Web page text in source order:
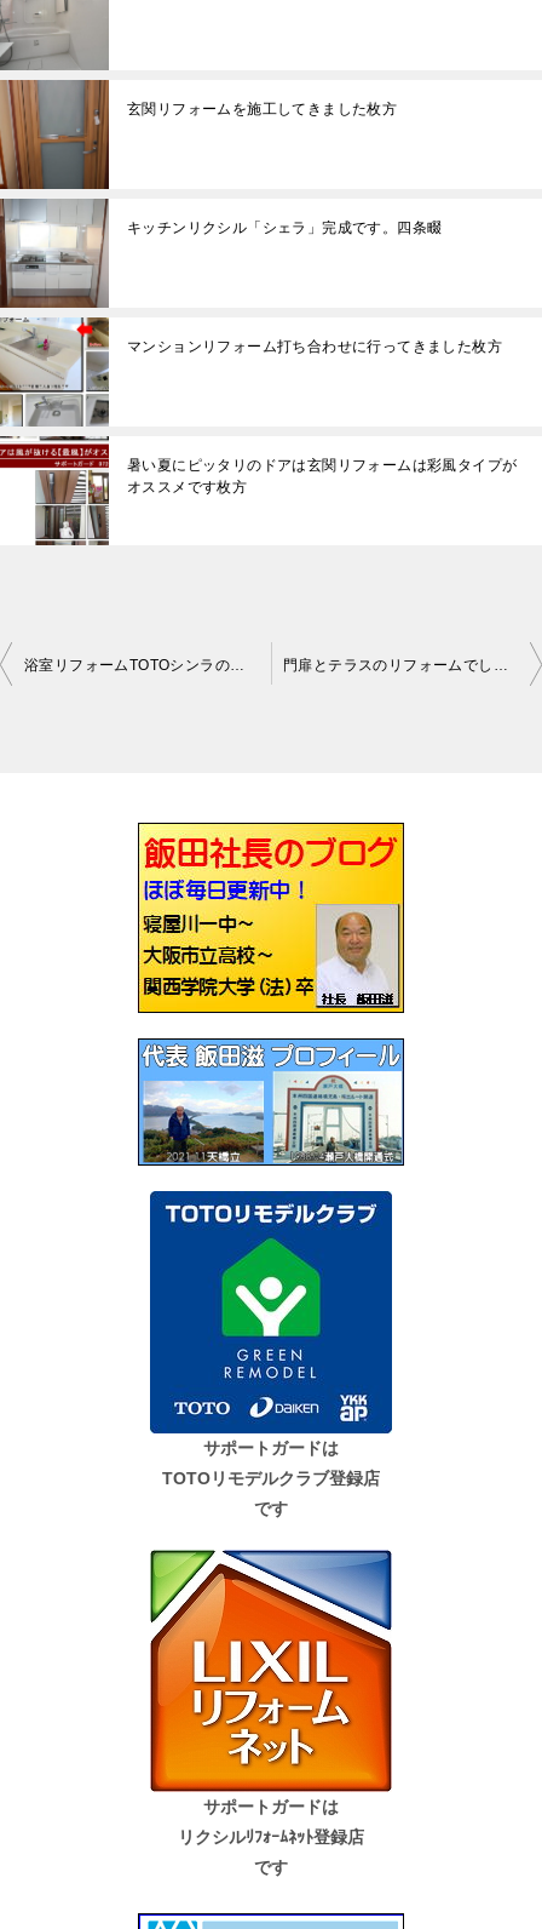
玄関リフォームを施工してきました枚方
キッチンリクシル「シェラ」完成です。四条畷
マンションリフォーム打ち合わせに行ってきました枚方
暑い夏にピッタリのドアは玄関リフォームは彩風タイプが
オススメです枚方
ゲ
ー
シ
ョ
ン
サポートガードは
TOTOリモデルクラブ登録店
です
サポートガードは
リクシルﾘﾌｫｰﾑﾈｯﾄ登録店
です